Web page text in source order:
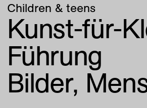
Children & teens
Kunst-für-
Führung
Bilder,